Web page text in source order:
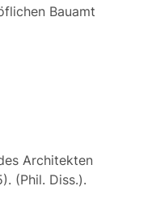
Bauamt
Architekten
(Phil. Diss.).